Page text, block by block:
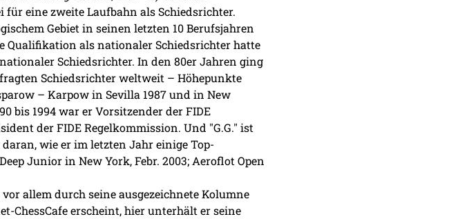
eine zweite Laufbahn als Schiedsrichter.
Gebiet in seinen letzten 10 Berufsjahren
Qualifikation als nationaler Schiedsrichter hatte
Schiedsrichter. In den 80er Jahren ging
Schiedsrichter weltweit – Höhepunkte
– Karpow in Sevilla 1987 und in New
bis 1994 war er Vorsitzender der FIDE
der FIDE Regelkommission. Und "G.G." ist
wie er im letzten Jahr einige Top-
Junior in New York, Febr. 2003; Aeroflot Open
allem durch seine ausgezeichnete Kolumne
ChessCafe erscheint, hier unterhält er seine